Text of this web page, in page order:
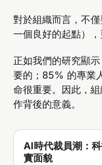
對於組織而言，不
一個良好的起點），
正如我們的研究顯
要的；85% 的專業
命很重要。因此，
作背後的意義。
AI時代裁員潮：
實面貌